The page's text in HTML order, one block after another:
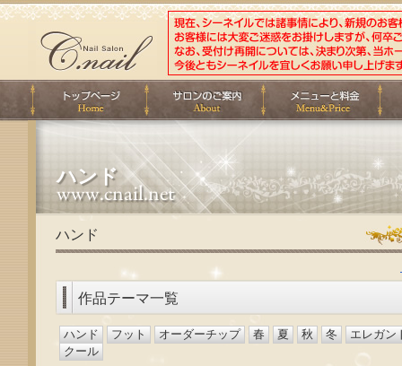
ハンド
ハンド
作品テーマ一覧
ハンド フット オーダーチップ 春 夏 秋 冬
エレガン
クール